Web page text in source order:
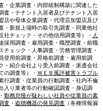
・企業調査・内部統制構築に関連した
査・テナント入居者及びテナント入居
店や母体企業調査・代理店加盟店及び
・新規上場時の取引先調査・同業他社
チェック・その他信用調査等）・ 人
採用調査・雇用調査・職歴調査・前職
ェック・人事調査・労務管理調査・
登用前調査・昇格前調査・雇用前調
・紹介会社より受入前調査・派遣会社
の調査等）・ ＷＥＢ風評被害トラブル
行調査・従業員の行動調査・社内不倫
入り業者等の行動確認調査・身辺調
勤務怠慢が疑わしい社員や従業員の素
査・ 盗聴機器の発見調査（各種情報漏